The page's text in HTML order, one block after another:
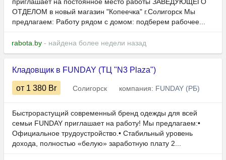
приглашает на постоянное место работы ЗАВЕДУЮЩЕГО
ОТДЕЛОМ в новый магазин "Копеечка" г.Солигорск Мы
предлагаем: Работу рядом с домом: подберем рабочее...
rabota.by - найдена более недели назад
Кладовщик в FUNDAY (ТЦ "N3 Plaza")
от 1 380 Br Солигорск компания: FUNDAY (РБ)
Быстрорастущий современный бренд одежды для всей
семьи FUNDAY приглашает на работу! Мы предлагаем:•
Официальное трудоустройство.• Стабильный уровень
дохода, полностью «белую» заработную плату 2...